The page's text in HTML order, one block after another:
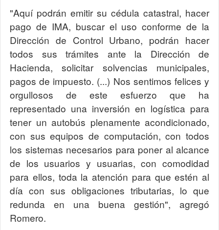
"Aquí podrán emitir su cédula catastral, hacer
pago de IMA, buscar el uso conforme de la
Dirección de Control Urbano, podrán hacer
todos sus trámites ante la Dirección de
Hacienda, solicitar solvencias municipales,
pagos de impuesto. (...) Nos sentimos felices y
orgullosos de este esfuerzo que ha
representado una inversión en logística para
tener un autobús plenamente acondicionado,
con sus equipos de computación, con todos
los sistemas necesarios para poner al alcance
de los usuarios y usuarias, con comodidad
para ellos, toda la atención para que estén al
día con sus obligaciones tributarias, lo que
redunda en una buena gestión", agregó
Romero.